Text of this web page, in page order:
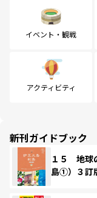
イベント・観戦
アクティビティ
新刊ガイドブック
１５ 地球
島①）３訂